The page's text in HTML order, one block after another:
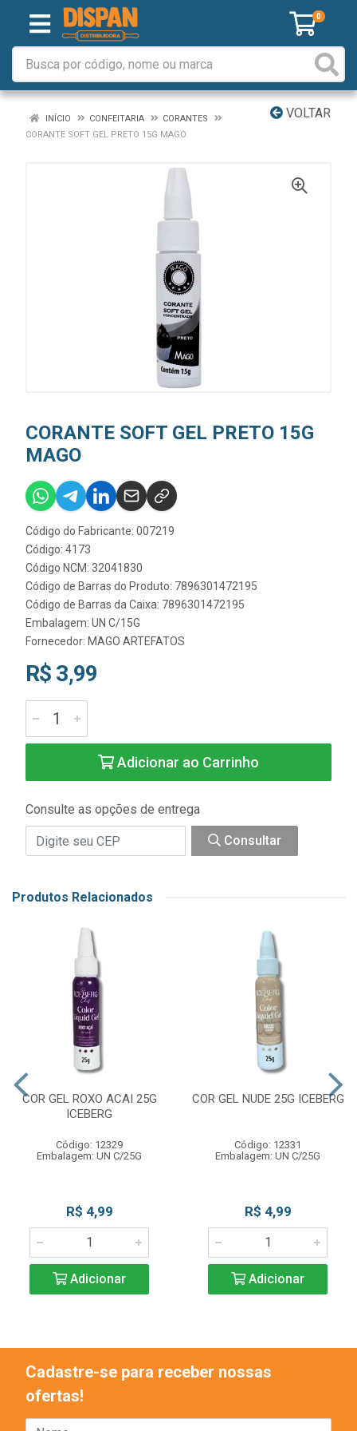
0
VOLTAR
INÍCIO CONFEITARIA
CORANTES
CORANTE SOFT GEL PRETO 15G MAGO
CORANTE SOFT GEL PRETO 15G
MAGO
Código do Fabricante: 007219
Código: 4173
Código NCM: 32041830
Código de Barras do Produto: 7896301472195
Código de Barras da Caixa: 7896301472195
Embalagem: UN C/15G
Fornecedor: MAGO ARTEFATOS
R$ 3,99
Adicionar ao Carrinho
Consulte as opções de entrega
Consultar
Produtos Relacionados
COR GEL ROXO ACAI 25G
ICEBERG
Código: 12329
Embalagem: UN C/25G
R$ 4,99
Adicionar
COR GEL NUDE 25G ICEBERG
Código: 12331
Embalagem: UN C/25G
R$ 4,99
Adicionar
Cadastre-se para receber nossas
ofertas!